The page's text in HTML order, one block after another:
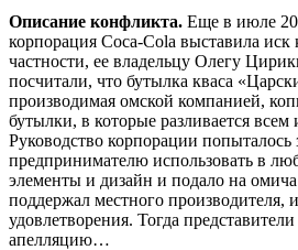
Описание конфликта. Еще в июле
корпорация Coca-Cola выставила
частности, ее владельцу Олегу
посчитали, что бутылка кваса
производимая омской компанией,
бутылки, в которые разливается
Руководство корпорации попыталось
предпринимателю использовать в
элементы и дизайн и подало на
поддержал местного производителя,
удовлетворения. Тогда
апелляцию…